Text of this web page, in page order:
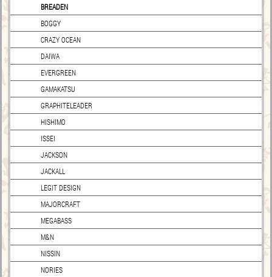
BREADEN
BOGGY
CRAZY OCEAN
DAIWA
EVERGREEN
GAMAKATSU
GRAPHITELEADER
HISHIMO
ISSEI
JACKSON
JACKALL
LEGIT DESIGN
MAJORCRAFT
MEGABASS
M&N
NISSIN
NORIES